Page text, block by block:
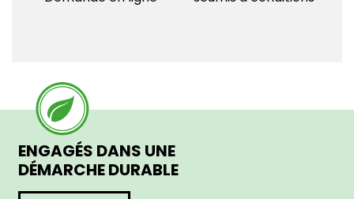
ENGAGÉS DANS UNE
DÉMARCHE DURABLE